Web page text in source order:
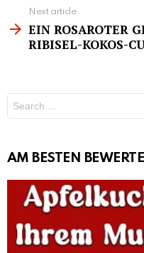
Next article
EIN ROSAROTER
RIBISEL-KOKOS-
for:
AM BESTEN